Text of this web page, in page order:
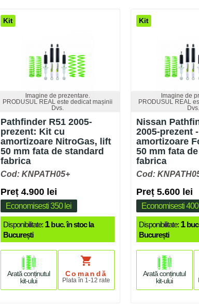
Kit
Imagine de prezentare.
PRODUSUL REAL este dedicat mașinii
Dvs.
Pathfinder R51 2005-
prezent: Kit cu
amortizoare NitroGas, lift
50 mm fata de standard
fabrica
Cod: KNPATH05+
Preț 4.900 lei
Economisesti 350 lei
Disponibilitate: 1buc. în stoc la
București
Arată conținutul
kit-ului
shopping_cart
Comandă
Plata în 1-12 rate
Kit
Imagine de
PRODUSUL REAL
Dvs.
Nissan
2005-prezent
amortizoare
50 mm fata
fabrica
Cod:
Preț 5.600 lei
Economisesti
Disponibilitate: 1
București
Arată conținutul
kit-ului